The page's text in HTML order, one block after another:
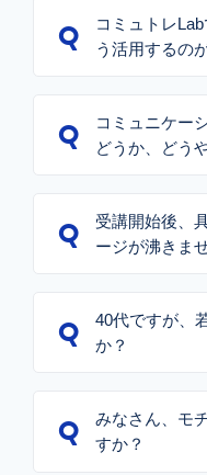
③ 再現しやすい
コミュトレ
う活用するの
コミュニケー
どうか、どう
受講開始後、
ージが沸きま
40代ですが、
か？
みなさん、モ
すか？